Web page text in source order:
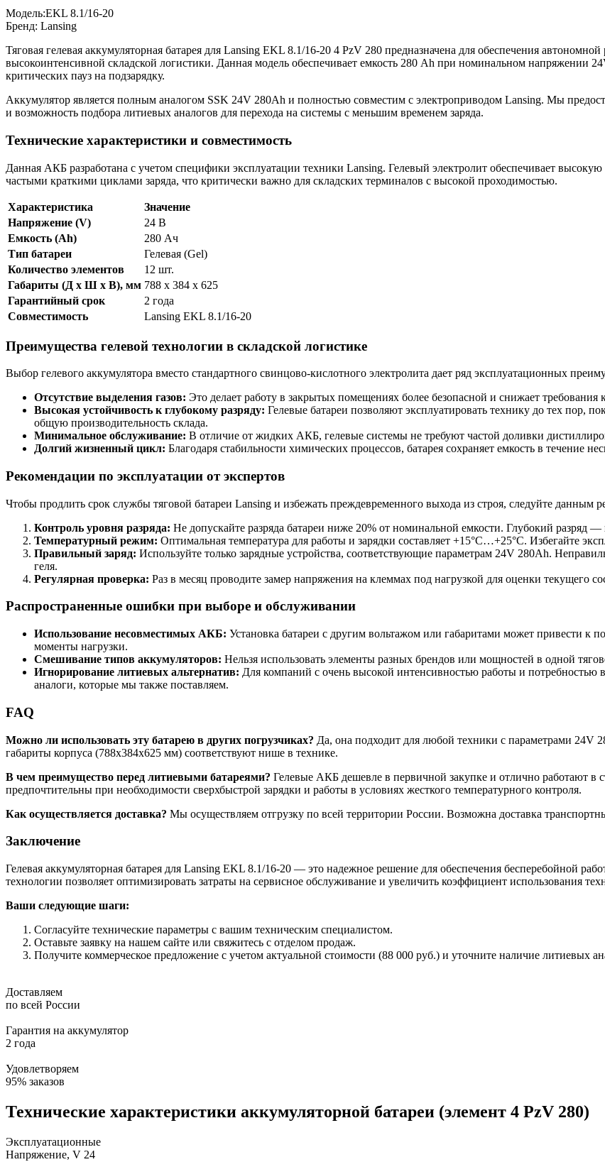
Модель:EKL 8.1/16-20
Бренд: Lansing
Тяговая гелевая аккумуляторная батарея для Lansing EKL 8.1/16-20 4 PzV 280 предназначена для обеспечения
высокоинтенсивной складской логистики. Данная модель обеспечивает емкость 280 Ah при номинальном напряжении
критических пауз на подзарядку.
Аккумулятор является полным аналогом SSK 24V 280Ah и полностью совместим с электроприводом Lansing. Мы
и возможность подбора литиевых аналогов для перехода на системы с меньшим временем заряда.
Технические характеристики и совместимость
Данная АКБ разработана с учетом специфики эксплуатации техники Lansing. Гелевый электролит обеспечивает
частыми краткими циклами заряда, что критически важно для складских терминалов с высокой проходимостью.
Характеристика
Значение
Напряжение (V)
24 В
Емкость (Ah)
280 Ач
Тип батареи
Гелевая (Gel)
Количество элементов
12 шт.
Габариты (Д х Ш х В), мм 788 х 384 х 625
Гарантийный срок
2 года
Совместимость
Lansing EKL 8.1/16-20
Преимущества гелевой технологии в складской логистике
Выбор гелевого аккумулятора вместо стандартного свинцово-кислотного электролита дает ряд эксплуатационных
Отсутствие выделения газов: Это делает работу в закрытых помещениях более безопасной и снижает требования
Высокая устойчивость к глубокому разряду: Гелевые батареи позволяют эксплуатировать технику до тех пор,
общую производительность склада.
Минимальное обслуживание: В отличие от жидких АКБ, гелевые системы не требуют частой доливки
Долгий жизненный цикл: Благодаря стабильности химических процессов, батарея сохраняет емкость в течение
Рекомендации по эксплуатации от экспертов
Чтобы продлить срок службы тяговой батареи Lansing и избежать преждевременного выхода из строя, следуйте данным
Контроль уровня разряда: Не допускайте разряда батареи ниже 20% от номинальной емкости. Глубокий разряд
Температурный режим: Оптимальная температура для работы и зарядки составляет +15°C…+25°C. Избегайте
Правильный заряд: Используйте только зарядные устройства, соответствующие параметрам 24V 280Ah.
геля.
Регулярная проверка: Раз в месяц проводите замер напряжения на клеммах под нагрузкой для оценки текущего
Распространенные ошибки при выборе и обслуживании
Использование несовместимых АКБ: Установка батареи с другим вольтажом или габаритами может привести к
моменты нагрузки.
Смешивание типов аккумуляторов: Нельзя использовать элементы разных брендов или мощностей в одной
Игнорирование литиевых альтернатив: Для компаний с очень высокой интенсивностью работы и потребностью
аналоги, которые мы также поставляем.
FAQ
Можно ли использовать эту батарею в других погрузчиках? Да, она подходит для любой техники с параметрами 24V
габариты корпуса (788x384x625 мм) соответствуют нише в технике.
В чем преимущество перед литиевыми батареями? Гелевые АКБ дешевле в первичной закупке и отлично работают в
предпочтительны при необходимости сверхбыстрой зарядки и работы в условиях жесткого температурного контроля.
Как осуществляется доставка? Мы осуществляем отгрузку по всей территории России. Возможна доставка
Заключение
Гелевая аккумуляторная батарея для Lansing EKL 8.1/16-20 — это надежное решение для обеспечения бесперебойной
технологии позволяет оптимизировать затраты на сервисное обслуживание и увеличить коэффициент использования
Ваши следующие шаги:
Согласуйте технические параметры с вашим техническим специалистом.
Оставьте заявку на нашем сайте или свяжитесь с отделом продаж.
Получите коммерческое предложение с учетом актуальной стоимости (88 000 руб.) и уточните наличие литиевых
Доставляем
по всей России
Гарантия на аккумулятор
2 года
Удовлетворяем
95% заказов
Технические характеристики аккумуляторной батареи (элемент 4 PzV 280)
Эксплуатационные
Напряжение, V 24